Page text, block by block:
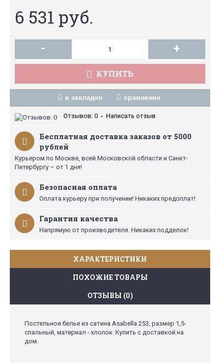
6 531 руб.
- +
КУПИТЬ
в закладки сравнение
Отзывов: 0 • Написать отзыв
Бесплатная доставка заказов от 5000
рублей
Курьером по Москве, всей Московской области и Санкт-
Петербургу – от 1 дня!
Безопасная оплата
Оплата курьеру при получении! Никаких предоплат!
Гарантия качества
Напрямую от производителя. Никаких подделок!
ХАРАКТЕРИСТИКИ
ПОХОЖИЕ ТОВАРЫ
ОТЗЫВЫ (0)
Постельное белье из сатина Asabella 253, размер 1,5-
спальный, материал - хлопок. Купить с доставкой на
дом.